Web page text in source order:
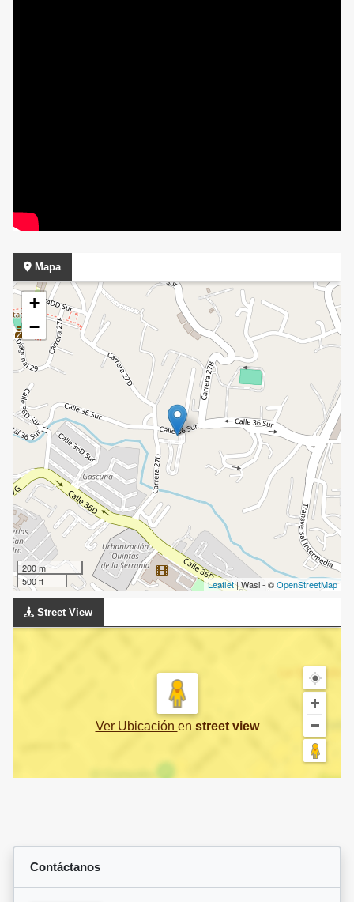
Mapa
+
−
200 m
500 ft
Leaflet| Wasi - ©OpenStreetMap
Street View
Ver Ubicación en street view
Contáctanos